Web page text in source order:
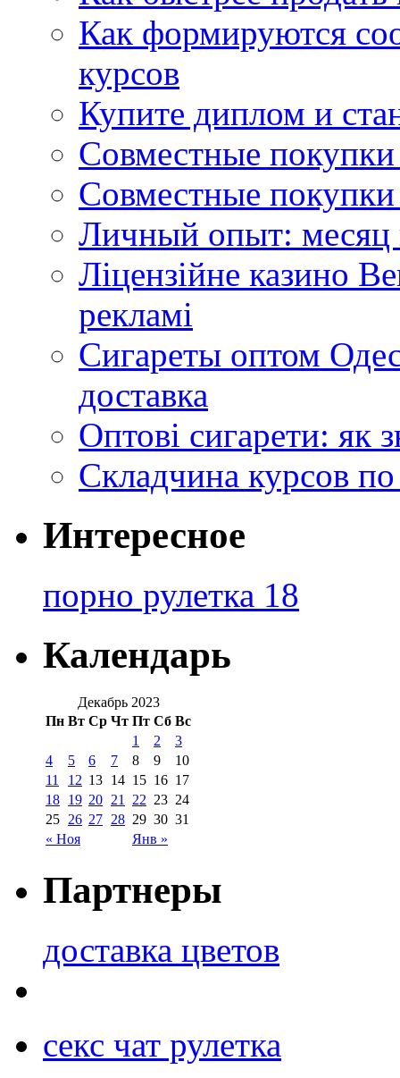
Как формируются
курсов
Купите диплом и
Совместные
Совместные покупки
Личный опыт: месяц
Ліцензійне казино
рекламі
Сигареты оптом
доставка
Оптові сигарети: як
Складчина курсов
Интересное
порно рулетка 18
Календарь
Декабрь 2023
Пн Вт Ср Чт Пт Сб Вс
« Ноя Янв »
1 2
3
4
5 6 7 8 9
10
11
12 13 14 15 16 17
18 19 20 21 22 23 24
25 26 27 28 29 30 31
Партнеры
доставка цветов
секс чат рулетка